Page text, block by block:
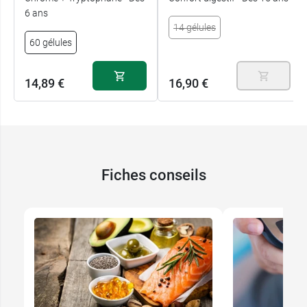
6 ans
60 gélules
14,89 €
14 gélules
16,90 €
Fiches conseils